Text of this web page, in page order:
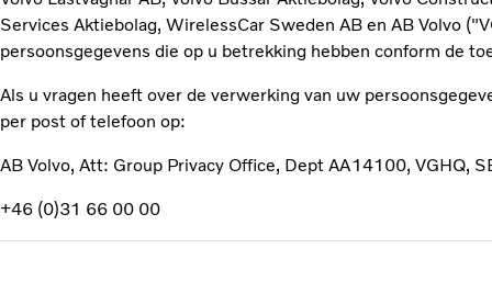
Services Aktiebolag, WirelessCar Sweden AB en AB Volvo
persoonsgegevens die op u betrekking hebben conform de
Als u vragen heeft over de verwerking van uw
per post of telefoon op:
AB Volvo, Att: Group Privacy Office, Dept AA14100, VGHQ,
+46 (0)31 66 00 00